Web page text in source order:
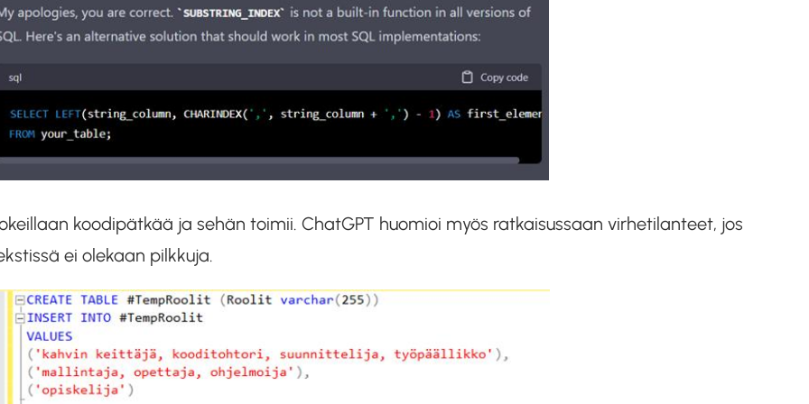
koodipätkää ja sehän toimii. ChatGPT huomioi myös ratkaisussaan virhetilanteet, jos
ei olekaan pilkkuja.